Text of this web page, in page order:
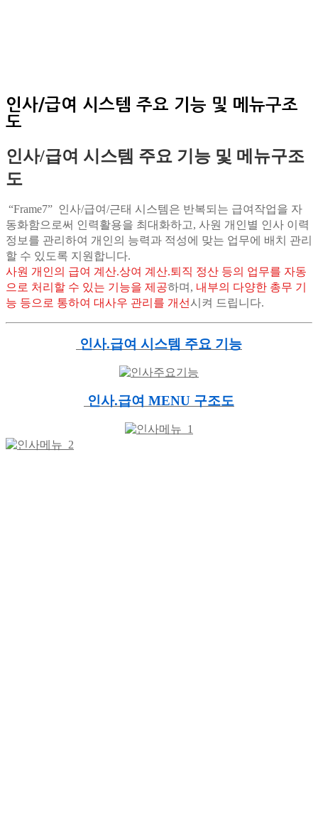
인사/급여 시스템 주요 기능 및 메뉴구조
도
인사/급여 시스템 주요 기능 및 메뉴구조
도
“Frame7” 인사/급여/근태 시스템은 반복되는 급여작업을 자
동화함으로써 인력활용을 최대화하고, 사원 개인별 인사 이력
정보를 관리하여 개인의 능력과 적성에 맞는 업무에 배치 관리
할 수 있도록 지원합니다.
사원 개인의 급여 계산.상여 계산.퇴직 정산 등의 업무를 자동
으로 처리할 수 있는 기능을 제공하며, 내부의 다양한 총무 기
능 등으로 통하여 대사우 관리를 개선시켜 드립니다.
인사.급여 시스템 주요 기능
인사.급여 MENU 구조도